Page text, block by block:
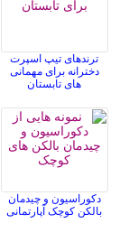
ترندهای تیپ اسپرت
دخترانه برای مهمانی
های تابستان
دکوراسیون و چیدمان
بالکن کوچک آپارتمانی